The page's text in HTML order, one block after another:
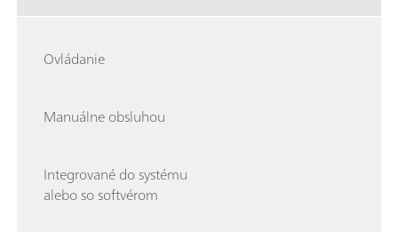
Ovládanie
Manuálne obsluhou
Integrované do systému
alebo so softvérom